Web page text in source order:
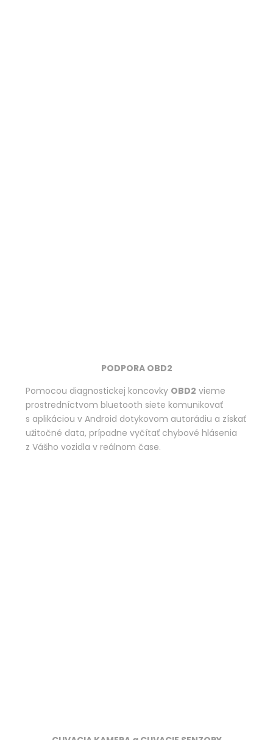
PODPORA OBD2
Pomocou diagnostickej koncovky OBD2 vieme
prostredníctvom bluetooth siete komunikovať
s aplikáciou v Android dotykovom autorádiu a získať
užitočné data, prípadne vyčítať chybové hlásenia
z Vášho vozidla v reálnom čase.